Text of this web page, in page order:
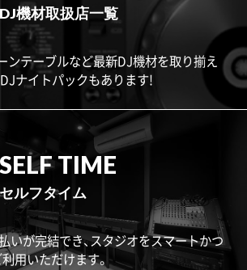
DJ機材取扱店一覧
ンテーブルなど最新DJ機材を取り揃え
ナイトパックもあります!
SELF TIME
セルフタイム
いが完結でき、スタジオをスマートかつ
用いただけます。